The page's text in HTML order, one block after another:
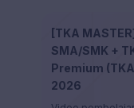
[TKA
SMA/SMK +
Premium
2026